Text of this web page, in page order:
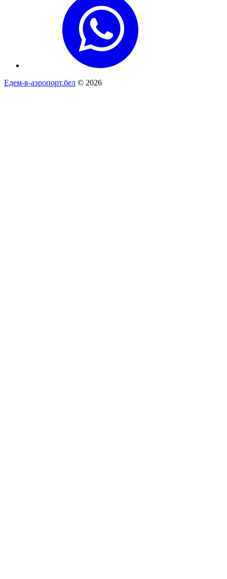
Едем-в-аэропорт.бел © 2026